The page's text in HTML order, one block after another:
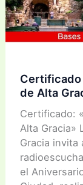
Certificado
de Alta
Certificado:
Alta Gracia»
Gracia invita
el